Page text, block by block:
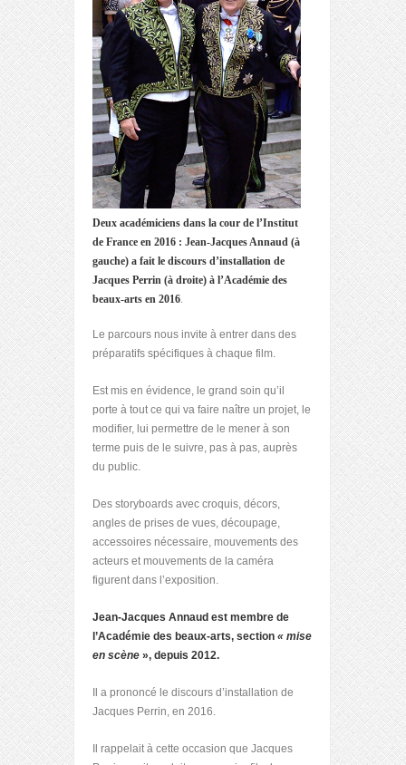
Deux académiciens dans la cour de l’Institut
de France en 2016 : Jean-Jacques Annaud (à
gauche) a fait le discours d’installation de
Jacques Perrin (à droite) à l’Académie des
beaux-arts en 2016.
Le parcours nous invite à entrer dans des
préparatifs spécifiques à chaque film.
Est mis en évidence, le grand soin qu’il
porte à tout ce qui va faire naître un projet, le
modifier, lui permettre de le mener à son
terme puis de le suivre, pas à pas, auprès
du public.
Des storyboards avec croquis, décors,
angles de prises de vues, découpage,
accessoires nécessaire, mouvements des
acteurs et mouvements de la caméra
figurent dans l’exposition.
Jean-Jacques Annaud est membre de
l’Académie des beaux-arts, section « mise
en scène », depuis 2012.
Il a prononcé le discours d’installation de
Jacques Perrin, en 2016.
Il rappelait à cette occasion que Jacques